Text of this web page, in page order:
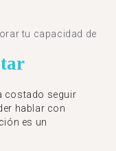
tu capacidad de
costado seguir
hablar con
es un